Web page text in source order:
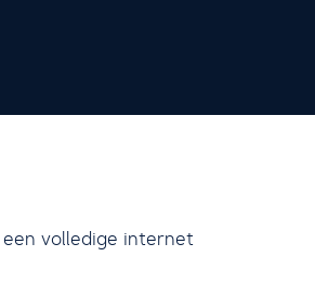
een volledige internet